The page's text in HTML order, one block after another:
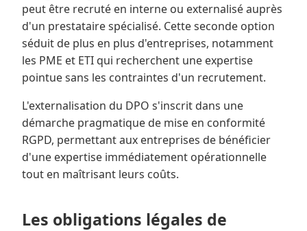
peut être recruté en interne ou externalisé auprès
d'un prestataire spécialisé. Cette seconde option
séduit de plus en plus d'entreprises, notamment
les PME et ETI qui recherchent une expertise
pointue sans les contraintes d'un recrutement.
L'externalisation du DPO s'inscrit dans une
démarche pragmatique de mise en conformité
RGPD, permettant aux entreprises de bénéficier
d'une expertise immédiatement opérationnelle
tout en maîtrisant leurs coûts.
Les obligations légales de